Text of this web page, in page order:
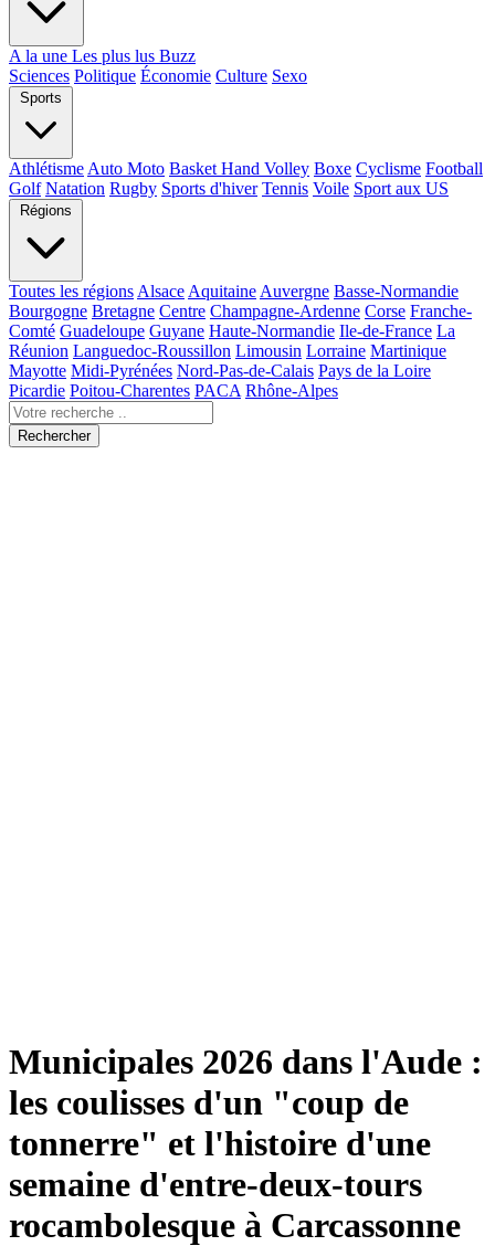
A la une Les plus lus Buzz
Sciences Politique Économie Culture Sexo
Sports
Athlétisme Auto Moto Basket Hand Volley Boxe Cyclisme Football
Golf Natation Rugby Sports d'hiver Tennis Voile Sport aux US
Régions
Toutes les régions Alsace Aquitaine Auvergne Basse-Normandie
Bourgogne Bretagne Centre Champagne-Ardenne Corse Franche-
Comté Guadeloupe Guyane Haute-Normandie Ile-de-France La
Réunion Languedoc-Roussillon Limousin Lorraine Martinique
Mayotte Midi-Pyrénées Nord-Pas-de-Calais Pays de la Loire
Picardie Poitou-Charentes PACA Rhône-Alpes
Rechercher
Municipales 2026 dans l'Aude :
les coulisses d'un "coup de
tonnerre" et l'histoire d'une
semaine d'entre-deux-tours
rocambolesque à Carcassonne